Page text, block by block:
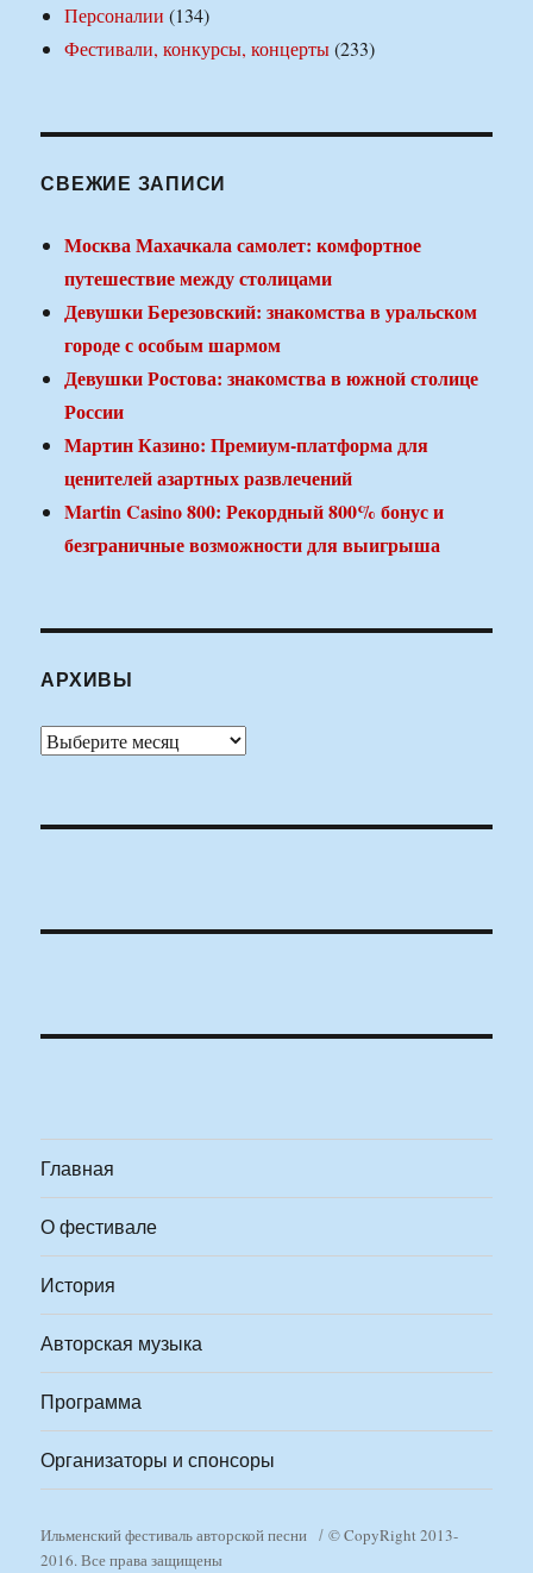
Персоналии (134)
Фестивали, конкурсы, концерты(233)
СВЕЖИЕ ЗАПИСИ
Москва Махачкала самолет: комфортное
путешествие между столицами
Девушки Березовский: знакомства в уральском
городе с особым шармом
Девушки Ростова: знакомства в южной столице
России
Мартин Казино: Премиум-платформа для
ценителей азартных развлечений
Martin Casino 800: Рекордный 800% бонус и
безграничные возможности для выигрыша
АРХИВЫ
Архивы
Главная
О фестивале
История
Авторская музыка
Программа
Организаторы и спонсоры
Ильменский фестиваль авторской песни
© CopyRight 2013-
2016. Все права защищены